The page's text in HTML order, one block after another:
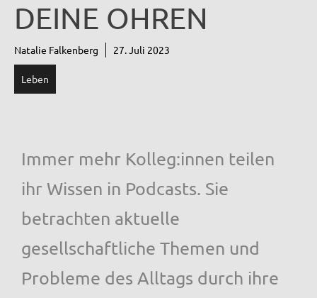
DEINE OHREN
Natalie Falkenberg 27. Juli 2023
Leben
Immer mehr Kolleg:innen teilen
ihr Wissen in Podcasts. Sie
betrachten aktuelle
gesellschaftliche Themen und
Probleme des Alltags durch ihre